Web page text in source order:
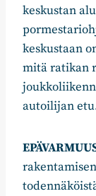
keskustan
keskustaan
mitä ratikan
autoilijan